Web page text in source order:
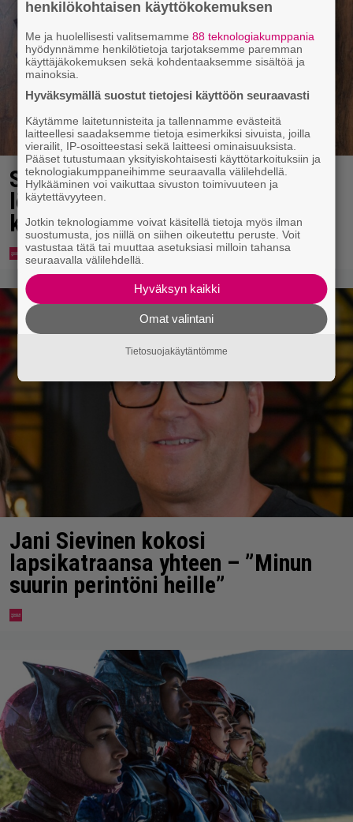
Syötkö perunoita näin? Tutkijat
löysivät yhteyden vakavaan
kansansairauteen
Jani Sievinen kokosi
lapsikatraansa yhteen – ”Minun
suurin perintöni heille”
henkilökohtaisen käyttökokemuksen
Me ja huolellisesti valitsemamme88 teknologiakumppania
hyödynnämme henkilötietoja tarjotaksemme paremman
käyttäjäkokemuksen sekä kohdentaaksemme sisältöä ja
mainoksia.
Hyväksymällä suostut tietojesi käyttöön seuraavasti
Käytämme laitetunnisteita ja tallennamme evästeitä
laitteellesi saadaksemme tietoja esimerkiksi sivuista, joilla
vierailit, IP-osoitteestasi sekä laitteesi ominaisuuksista.
Pääset tutustumaan yksityiskohtaisesti käyttötarkoituksiin ja
teknologiakumppaneihimme seuraavalla välilehdellä.
Hylkääminen voi vaikuttaa sivuston toimivuuteen ja
käytettävyyteen.
Jotkin teknologiamme voivat käsitellä tietoja myös ilman
suostumusta, jos niillä on siihen oikeutettu peruste. Voit
vastustaa tätä tai muuttaa asetuksiasi milloin tahansa
seuraavalla välilehdellä.
Hyväksyn kaikki
Omat valintani
Tietosuojakäytäntömme